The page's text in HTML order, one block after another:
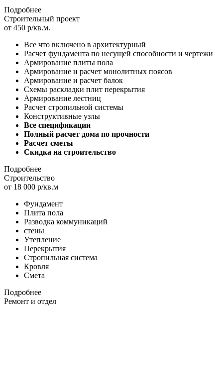
Подробнее
Строительный проект
от 450 р/кв.м.
Все что включено в архитектурный
Расчет фундамента по несущей способности и чертежи
Армирование плиты пола
Армирование и расчет монолитных поясов
Армирование и расчет балок
Схемы раскладки плит перекрытия
Армирование лестниц
Расчет стропильной системы
Конструктивные узлы
Все спецификации
Полный расчет дома по прочности
Расчет сметы
Скидка на строительство
Подробнее
Строительство
от 18 000 р/кв.м
Фундамент
Плита пола
Разводка коммуникаций
стены
Утепление
Перекрытия
Стропильная система
Кровля
Смета
Подробнее
Ремонт и отдел